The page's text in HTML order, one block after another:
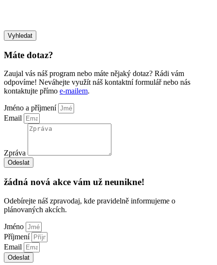
Vyhledat
Máte dotaz?
Zaujal vás náš program nebo máte nějaký dotaz? Rádi vám
odpovíme! Neváhejte využít náš kontaktní formulář nebo nás
kontaktujte přímo e-mailem.
Jméno a příjmení
Email
Zpráva
Odeslat
žádná nová akce vám už neunikne!
Odebírejte náš zpravodaj, kde pravidelně informujeme o
plánovaných akcích.
Jméno
Příjmení
Email
Odeslat